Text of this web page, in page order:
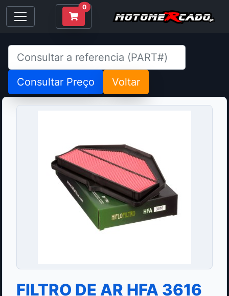
0
Consultar Preço Voltar
FILTRO DE AR HFA 3616